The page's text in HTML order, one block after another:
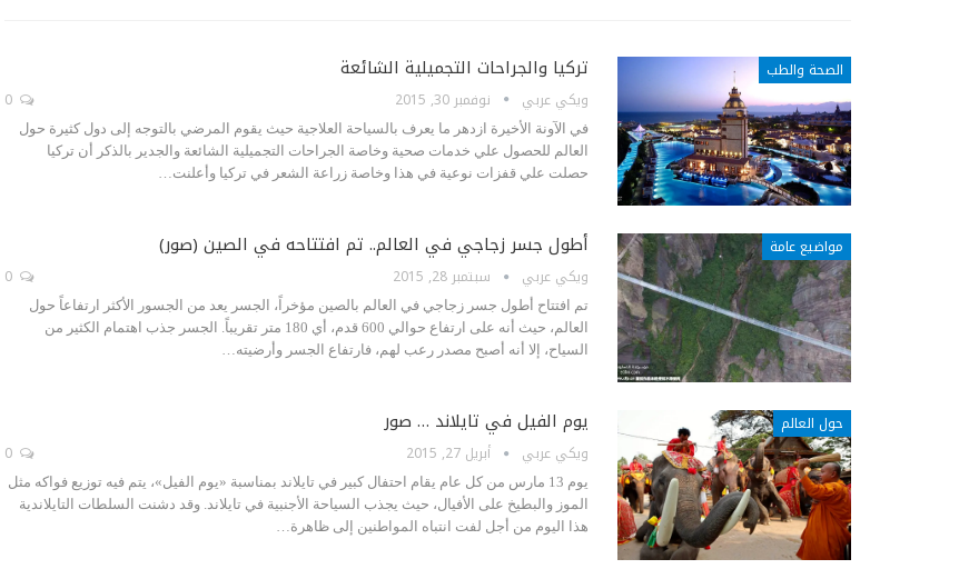
الصحة والطب تركيا والجراحات التجميلية الشائعة
ويكي عربي نوفمبر 30, 2015
في الآونة الأخيرة ازدهر ما يعرف بالسياحة العلاجية حيث يقوم المرضي بالتوجه إلى دول كثيرة حول
العالم للحصول علي خدمات صحية وخاصة الجراحات التجميلية الشائعة والجدير بالذكر أن تركيا
حصلت علي قفزات نوعية في هذا وخاصة زراعة الشعر في تركيا وأعلنت…
مواضيع عامة أطول جسر زجاجي في العالم.. تم افتتاحه في الصين (صور)
ويكي عربي سبتمبر 28, 2015
تم افتتاح أطول جسر زجاجي في العالم بالصين مؤخراً، الجسر يعد من الجسور الأكثر ارتفاعاً حول
العالم، حيث أنه على ارتفاع حوالي 600 قدم، أي 180 متر تقريباً. الجسر جذب اهتمام الكثير من
السياح، إلا أنه أصبح مصدر رعب لهم، فارتفاع الجسر وأرضيته…
حول العالم يوم الفيل في تايلاند … صور
ويكي عربي أبريل 27, 2015
يوم 13 مارس من كل عام يقام احتفال كبير في تايلاند بمناسبة «يوم الفيل»، يتم فيه توزيع فواكه مثل
الموز والبطيخ على الأفيال، حيث يجذب السياحة الأجنبية في تايلاند. وقد دشنت السلطات التايلاندية
هذا اليوم من أجل لفت انتباه المواطنين إلى ظاهرة…